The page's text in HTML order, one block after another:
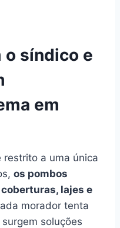
o síndico e
em
restrito a uma única
os pombos
lajes e
morador tenta
soluções